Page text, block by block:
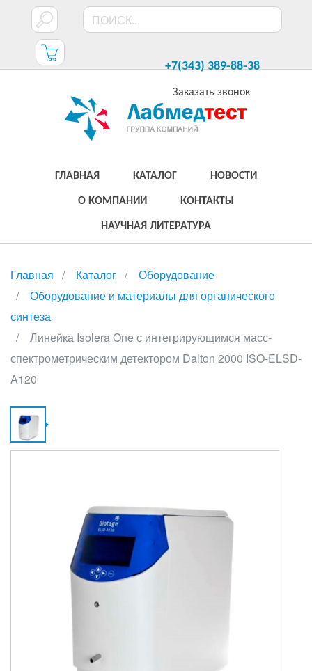
+7(343) 389-88-38
Заказать звонок
ГЛАВНАЯ КАТАЛОГ НОВОСТИ
О КОМПАНИИ КОНТАКТЫ
НАУЧНАЯ ЛИТЕРАТУРА
Главная Каталог
Оборудование
Оборудование и материалы для органического
синтеза
Линейка Isolera One с интегрирующимся масс-
спектрометрическим детектором Dalton 2000 ISO-ELSD-
A120